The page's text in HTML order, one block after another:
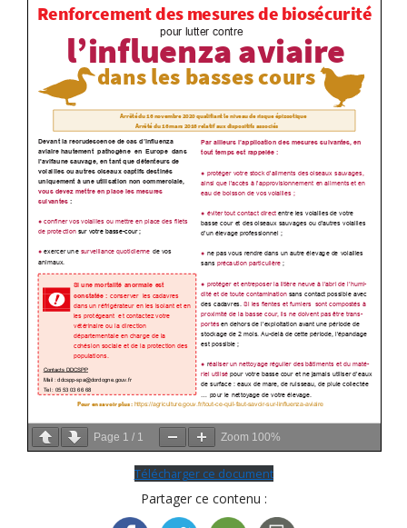
Page 1 / 1 Zoom 100%
Télécharger ce document
Partager ce contenu :